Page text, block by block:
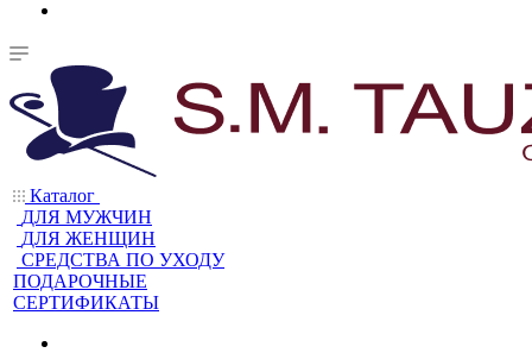
Каталог
ДЛЯ МУЖЧИН
ДЛЯ ЖЕНЩИН
CРЕДСТВА ПО УХОДУ
ПОДАРОЧНЫЕ
СЕРТИФИКАТЫ